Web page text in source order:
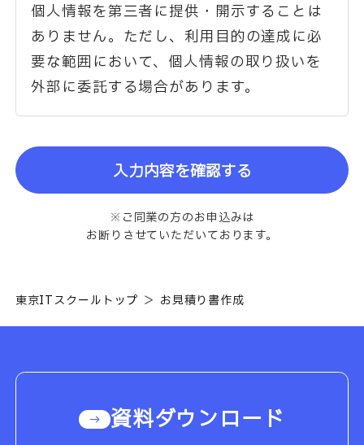
個人情報を第三者に提供・開示することは
ありません。ただし、利用目的の達成に必
要な範囲において、個人情報の取り扱いを
外部に委託する場合があります。
入力内容を確認する
※ご同業の方のお申込みは
お断りさせていただいております。
東京ITスクールトップ お見積り書作成
資料ダウンロード